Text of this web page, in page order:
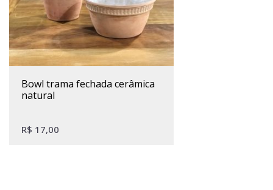
bowl trama fechada cerâmica
natural
R$ 17,00